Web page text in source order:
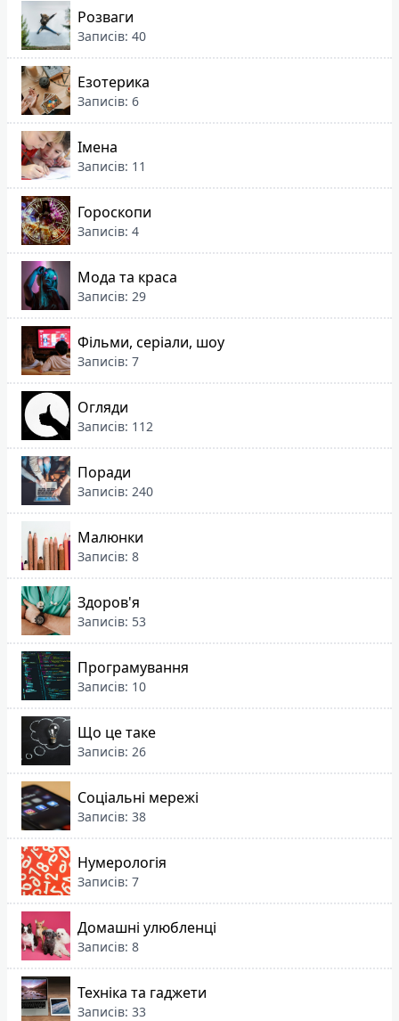
Розваги
Записів: 40
Езотерика
Записів: 6
Імена
Записів: 11
Гороскопи
Записів: 4
Мода та краса
Записів: 29
Фільми, серіали, шоу
Записів: 7
Огляди
Записів: 112
Поради
Записів: 240
Малюнки
Записів: 8
Здоров'я
Записів: 53
Програмування
Записів: 10
Що це таке
Записів: 26
Соціальні мережі
Записів: 38
Нумерологія
Записів: 7
Домашні улюбленці
Записів: 8
Техніка та гаджети
Записів: 33